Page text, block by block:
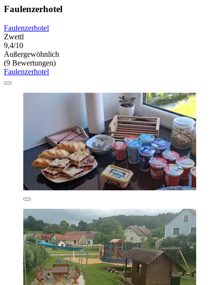
Faulenzerhotel
Faulenzerhotel
Zwettl
9,4/10
Außergewöhnlich
(9 Bewertungen)
Faulenzerhotel